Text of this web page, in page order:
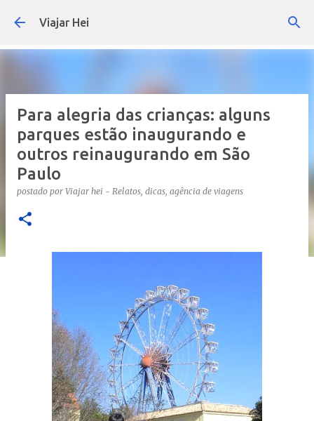
Pular para o conteúdo principal
Viajar Hei
Para alegria das crianças: alguns
parques estão inaugurando e
outros reinaugurando em São
Paulo
postado por Viajar hei - Relatos, dicas, agência de viagens